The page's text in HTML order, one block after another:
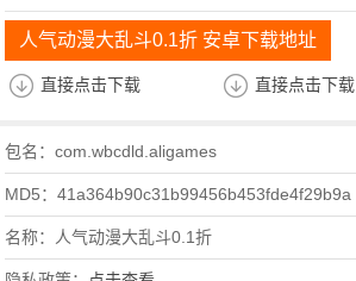
人气动漫大乱斗0.1折 安卓下载地址
直接点击下载 直接点击下载
包名：com.wbcdld.aligames
MD5：41a364b90c31b99456b453fde4f29b9a
名称：人气动漫大乱斗0.1折